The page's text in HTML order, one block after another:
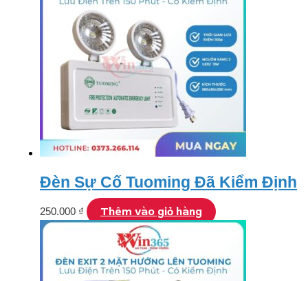
Đèn Sự Cố Tuoming Đã Kiểm Định
250.000 ₫ Thêm vào giỏ hàng